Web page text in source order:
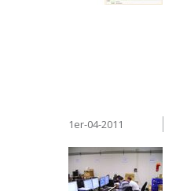
1er-04-2011